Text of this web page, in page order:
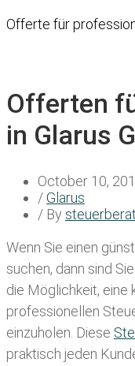
Offerte für
Offerten
in Glarus
October 10,
/Glarus
/ By
Wenn Sie einen
suchen, dann sind
die Möglichkeit,
professionellen
einzuholen. Diese
praktisch jeden